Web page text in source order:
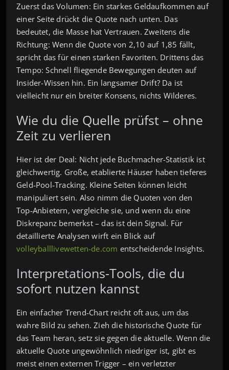
Zuerst das Volumen: Ein starkes Geldaufkommen auf
einer Seite drückt die Quote nach unten. Das
bedeutet, die Masse hat Vertrauen. Zweitens die
Richtung: Wenn die Quote von 2,10 auf 1,85 fällt,
spricht das für einen starken Favoriten. Drittens das
Tempo: Schnell fliegende Bewegungen deuten auf
Insider-Wissen hin. Ein langsamer Drift? Da ist
vielleicht nur ein breiter Konsens, nichts Wilderes.
Wie du die Quelle prüfst – ohne
Zeit zu verlieren
Hier ist der Deal: Nicht jede Buchmacher-Statistik ist
gleichwertig. Große, etablierte Häuser haben tieferes
Geld‑Pool‑Tracking. Kleine Seiten können leicht
manipuliert sein. Also nimm die Quoten von den
Top‑Anbietern, vergleiche sie, und wenn du eine
Diskrepanz bemerkst – das ist dein Signal. Für
detaillierte Analysen wirft ein Blick auf
volleyballlivewetten-de.com entscheidende Insights.
Interpretations-Tools, die du
sofort nutzen kannst
Ein einfacher Trend‑Chart reicht oft aus, um das
wahre Bild zu sehen. Zieh die historische Quote für
das Team heran, setz sie gegen die aktuelle. Wenn die
aktuelle Quote ungewöhnlich niedriger ist, gibt es
meist einen externen Trigger – ein verletzter